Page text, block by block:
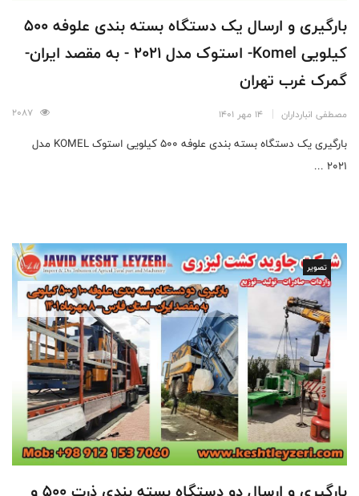
بارگیری و ارسال یک دستگاه بسته بندی علوفه 500
کیلویی Komel- استوک مدل 2021 - به مقصد ایران-
گمرک غرب تهران
مصطفی انبارداران 14 مهر 1401
بارگیری یک دستگاه بسته بندی علوفه 500 کیلویی استوک KOMEL مدل
2021 ...
تصویر